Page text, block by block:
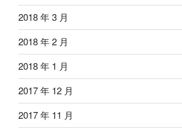
2018 年 3 月
2018 年 2 月
2018 年 1 月
2017 年 12 月
2017 年 11 月